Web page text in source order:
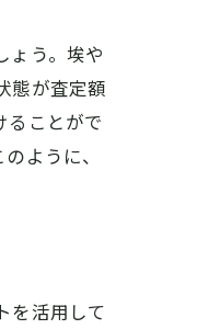
ょう。埃や
態が査定額
ることがで
ように、
を活用して